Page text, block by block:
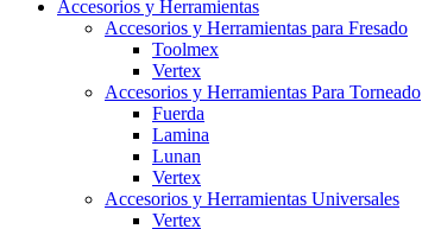
Accesorios y Herramientas
Accesorios y Herramientas para Fresado
Toolmex
Vertex
Accesorios y Herramientas Para Torneado
Fuerda
Lamina
Lunan
Vertex
Accesorios y Herramientas Universales
Vertex